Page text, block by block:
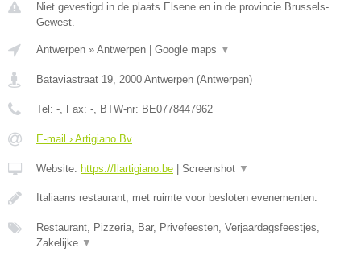
Niet gevestigd in de plaats Elsene en in de provincie Brussels-
Gewest.
Antwerpen » Antwerpen Google maps ▼
Bataviastraat 19, 2000 Antwerpen (Antwerpen)
Tel: -, Fax: -, BTW-nr: BE0778447962
E-mail › Artigiano Bv
Website: https://Ilartigiano.be Screenshot ▼
Italiaans restaurant, met ruimte voor besloten evenementen.
Restaurant, Pizzeria, Bar, Privefeesten, Verjaardagsfeestjes,
Zakelijke ▼